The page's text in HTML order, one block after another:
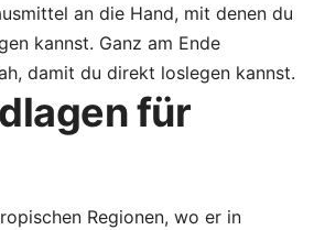
an die Hand, mit denen du
kannst. Ganz am Ende
damit du direkt loslegen kannst.
für
Regionen, wo er in